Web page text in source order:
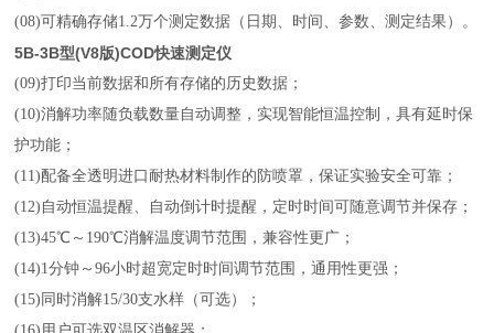
(08)可精确存储1.2万个测定数据（日期、时间、参数、测定结果）。
5B-3B型(V8版)COD快速测定仪
(09)打印当前数据和所有存储的历史数据；
(10)消解功率随负载数量自动调整，实现智能恒温控制，具有延时保
护功能；
(11)配备全透明进口耐热材料制作的防喷罩，保证实验安全可靠；
(12)自动恒温提醒、自动倒计时提醒，定时时间可随意调节并保存；
(13)45℃～190℃消解温度调节范围，兼容性更广；
(14)1分钟～96小时超宽定时时间调节范围，通用性更强；
(15)同时消解15/30支水样（可选）；